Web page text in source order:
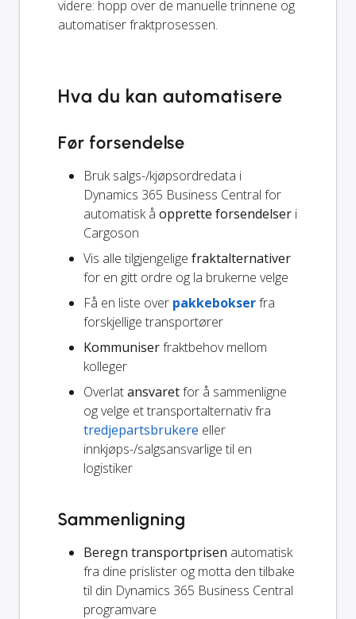
videre: hopp over de manuelle trinnene og
automatiser fraktprosessen.
Hva du kan automatisere
Før forsendelse
Bruk salgs-/kjøpsordredata i
Dynamics 365 Business Central for
automatisk å opprette forsendelser i
Cargoson
Vis alle tilgjengelige fraktalternativer
for en gitt ordre og la brukerne velge
Få en liste over pakkebokserfra
forskjellige transportører
Kommuniserfraktbehov mellom
kolleger
Overlatansvaretfor å sammenligne
og velge et transportalternativ fra
tredjepartsbrukere eller
innkjøps-/salgsansvarlige til en
logistiker
Sammenligning
Beregn transportprisen automatisk
fra dine prislister og motta den tilbake
til din Dynamics 365 Business Central
programvare